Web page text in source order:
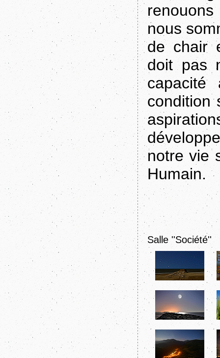
nous
de chair
doit pas
capacité
condition
notre vie
Humain.
Salle ''Société''